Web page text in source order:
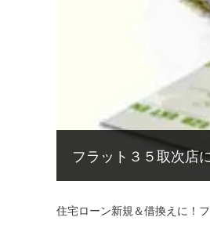
フラット３５取次店
住宅ローン新規＆借換えに！